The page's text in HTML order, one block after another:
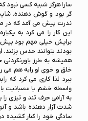
سارا هرگز شبیه کسی نبود
گر بود و گوش دهنده.
ندرت پیش می آمد که در
این کار را می کرد به
برایش خیلی مهم بود بیش
بودند بتوانند حدس
همیشه به طرز
خلق و خوی او رابه هم می
ببرد لذا کاری می کرد که
واسطه خشم یا عصبانیت
به آرامی حرف تند و تیزی را
شدت آزار دهنده باشد و
سادگی خود را کنار کشیده